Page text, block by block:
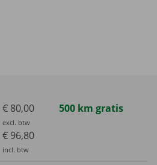
€ 80,00
excl. btw
€ 96,80
incl. btw
500 km gratis